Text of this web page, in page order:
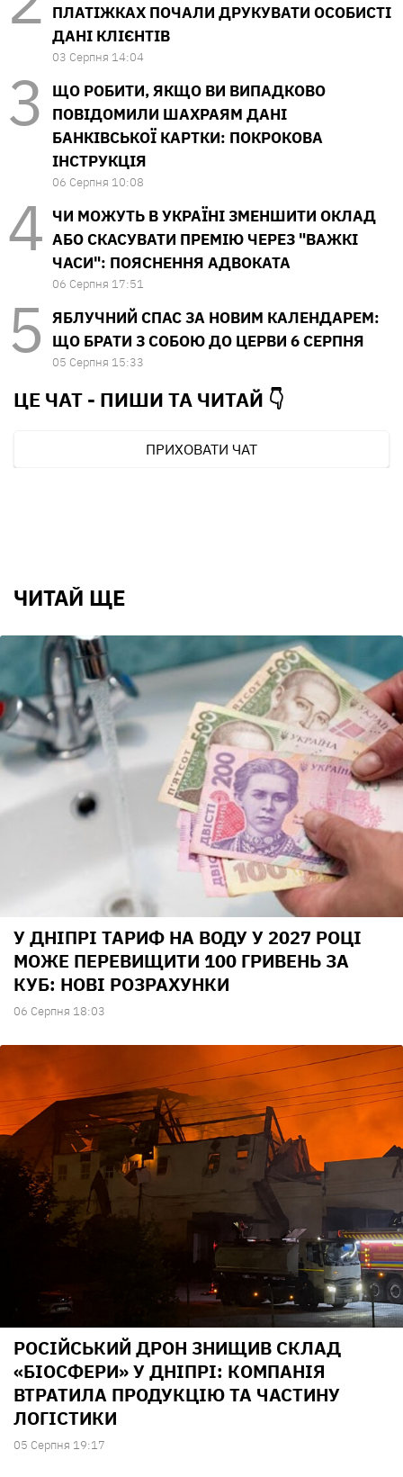
ПЛАТІЖКАХ ПОЧАЛИ ДРУКУВАТИ ОСОБИСТІ
ДАНІ КЛІЄНТІВ
03 Серпня 14:04
ЩО РОБИТИ, ЯКЩО ВИ ВИПАДКОВО
ПОВІДОМИЛИ ШАХРАЯМ ДАНІ
БАНКІВСЬКОЇ КАРТКИ: ПОКРОКОВА
ІНСТРУКЦІЯ
06 Серпня 10:08
ЧИ МОЖУТЬ В УКРАЇНІ ЗМЕНШИТИ ОКЛАД
АБО СКАСУВАТИ ПРЕМІЮ ЧЕРЕЗ "ВАЖКІ
ЧАСИ": ПОЯСНЕННЯ АДВОКАТА
06 Серпня 17:51
ЯБЛУЧНИЙ СПАС ЗА НОВИМ КАЛЕНДАРЕМ:
ЩО БРАТИ З СОБОЮ ДО ЦЕРВИ 6 СЕРПНЯ
05 Серпня 15:33
ЦЕ ЧАТ - ПИШИ ТА ЧИТАЙ 👇
ПРИХОВАТИ ЧАТ
ЧИТАЙ ЩЕ
У ДНІПРІ ТАРИФ НА ВОДУ У 2027 РОЦІ
МОЖЕ ПЕРЕВИЩИТИ 100 ГРИВЕНЬ ЗА
КУБ: НОВІ РОЗРАХУНКИ
06 Серпня 18:03
РОСІЙСЬКИЙ ДРОН ЗНИЩИВ СКЛАД
«БІОСФЕРИ» У ДНІПРІ: КОМПАНІЯ
ВТРАТИЛА ПРОДУКЦІЮ ТА ЧАСТИНУ
ЛОГІСТИКИ
05 Серпня 19:17